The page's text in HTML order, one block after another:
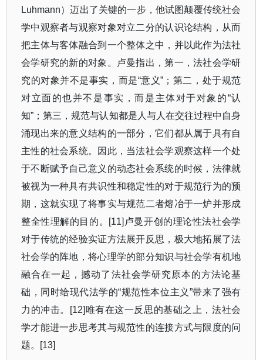
Luhmann）迈出了关键的一步，他试图颠覆传统社会
学中观察者与观察对象对立二分的认识论结构，从而
把主体与客体融合到一个整体之中，并以此作为法社
会学研究的新的对象。卢曼指出，第一，法社会学研
究的对象并不是事实，而是“意义” ；第二，处于规范
对立面的也并不是事实，而是主体对于对象的“认
知” ；第三，规范与认知都是人与人在交往过程中自身
涌现出来的意义结构的一部分，它们都从属于具有自
主性的社会系统。因此，当法社会学观察这样一个处
于不断赋予自己意义的动态社会系统的时候，法律就
被视为一种具有共识性和稳定性的对于规范行为的预
期，这就实现了将事实与规范二者熔冶于一炉并形成
整全性理解的目的。
[11] 卢曼开创的理论性法社会学
对于传统的经验实证方法展开反思，极大地拓展了法
社会学的阵地，将心理学的部分知识与社会学有机地
融合在一起，撼动了法社会学研究原本的方法论基
础，同时给现代法学的“规范性本位主义 ”带来了强有
力的冲击。
[12] 唯有在这一反思的基础之上，法社会
学才能进一步思考其与规范性的连接方式与限度的问
题。
[13]